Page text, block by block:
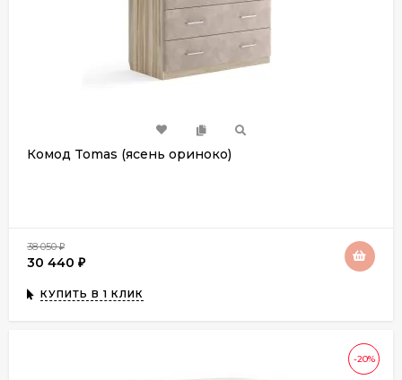
Комод Tomas (ясень ориноко)
38 050₽
30 440 ₽
КУПИТЬ В 1 КЛИК
-20%